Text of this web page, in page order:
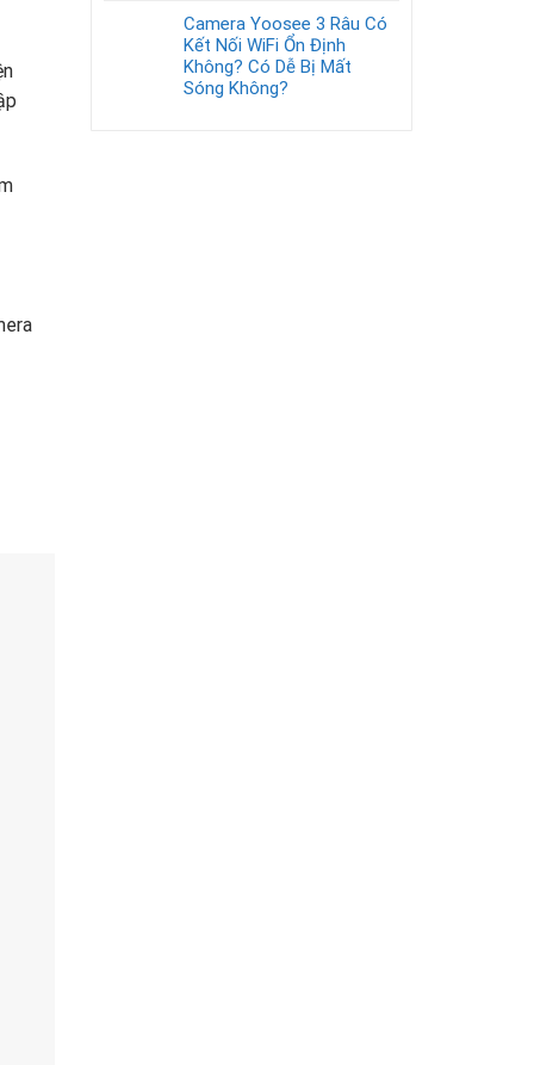
Camera Yoosee 3 Râu Có
Kết Nối WiFi Ổn Định
Không? Có Dễ Bị Mất
Sóng Không?